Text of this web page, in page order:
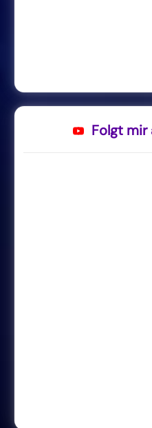
Folgt mir